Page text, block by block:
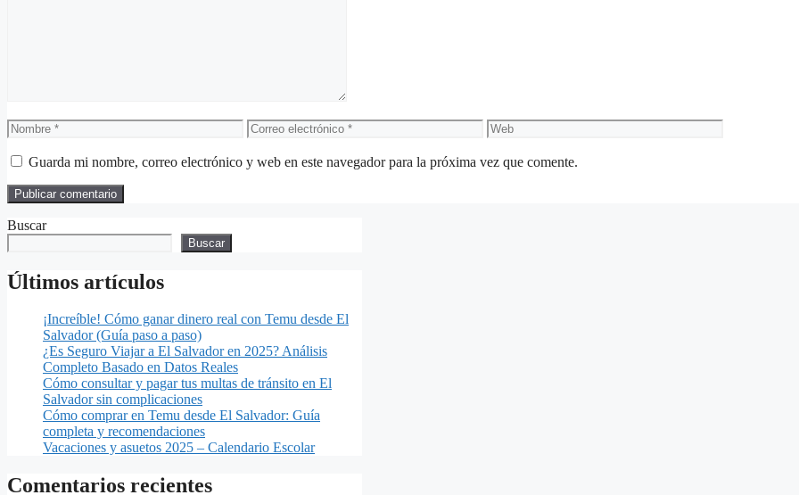
Nombre
Correo
electrónico
Web
Guarda mi nombre, correo electrónico y web en este navegador para la próxima vez que comente.
Buscar
Buscar
Últimos artículos
¡Increíble! Cómo ganar dinero real con Temu desde El
Salvador (Guía paso a paso)
¿Es Seguro Viajar a El Salvador en 2025? Análisis
Completo Basado en Datos Reales
Cómo consultar y pagar tus multas de tránsito en El
Salvador sin complicaciones
Cómo comprar en Temu desde El Salvador: Guía
completa y recomendaciones
Vacaciones y asuetos 2025 – Calendario Escolar
Comentarios recientes